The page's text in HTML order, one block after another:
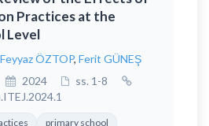
Practices at the
Level
Feyyaz ÖZTOP, Ferit GÜNEŞ
2024
ss. 1-8
primary school